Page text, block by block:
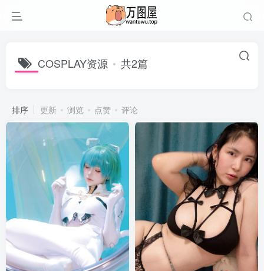
COSPLAY资源 共2篇
排序 更新 浏览 点赞 评论